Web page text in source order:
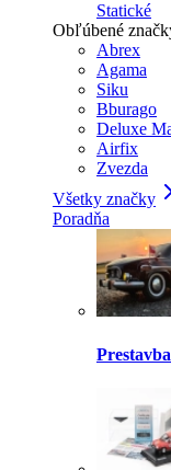
Statické
Obľúbené
Abrex
Agama
Siku
Bburago
Deluxe
Airfix
Zvezda
Všetky značky
Poradňa